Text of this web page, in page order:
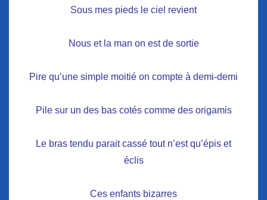
Sous mes pieds le ciel revient
Nous et la man on est de sortie
Pire qu’une simple moitié on compte à demi-demi
Pile sur un des bas cotés comme des origamis
Le bras tendu parait cassé tout n’est qu’épis et
éclis
Ces enfants bizarres